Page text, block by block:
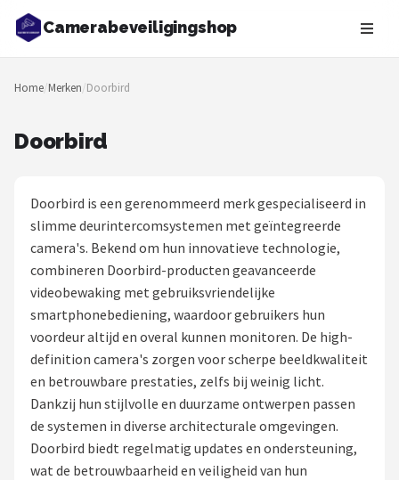
Camerabeveiligingshop
Zoeken
NAVIGATIE
Blog
Beveiligingscamera's
Camera Deurbellen
NAS
Shop
Eufy
Home/Merken/Doorbird
Doorbird
Doorbird is een gerenommeerd merk gespecialiseerd in
slimme deurintercomsystemen met geïntegreerde
camera's. Bekend om hun innovatieve technologie,
combineren Doorbird-producten geavanceerde
videobewaking met gebruiksvriendelijke
smartphonebediening, waardoor gebruikers hun
voordeur altijd en overal kunnen monitoren. De high-
definition camera's zorgen voor scherpe beeldkwaliteit
en betrouwbare prestaties, zelfs bij weinig licht.
Dankzij hun stijlvolle en duurzame ontwerpen passen
de systemen in diverse architecturale omgevingen.
Doorbird biedt regelmatig updates en ondersteuning,
wat de betrouwbaarheid en veiligheid van hun